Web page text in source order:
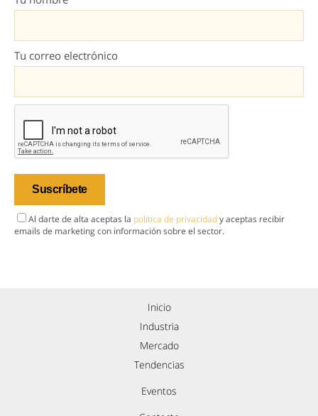
Tu correo electrónico
Al darte de alta aceptas la política de privacidady aceptas recibir
emails de marketing con información sobre el sector.
Inicio
Industria
Mercado
Tendencias
Eventos